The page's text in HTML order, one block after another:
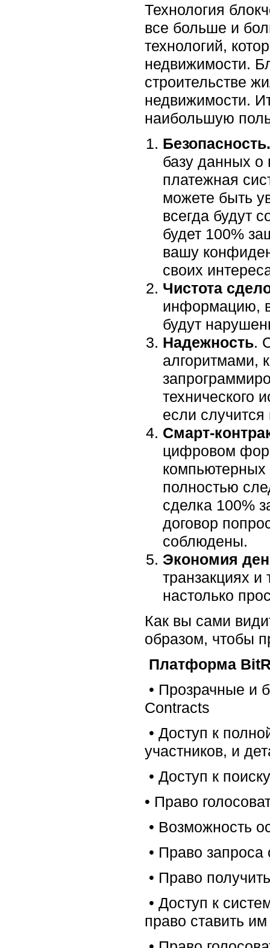
Технология
все больше и
технологий,
недвижимости.
строительстве
недвижимости.
наибольшую
Безопасность.
базу данных о
платежная
можете быть
всегда будут
будет 100%
вашу
своих
Чистота
информацию,
будут
Надежность.
алгоритмами,
технического
если
Смарт-
цифровом
компьютерных
полностью
сделка 100%
договор
соблюдены.
Экономия
транзакциях
настолько
Как вы сами
образом, чтобы
Платформа
• Прозрачные и
Contracts
• Доступ к
участников, и
• Доступ к
• Право
• Возможность
• Право запроса
• Право
• Доступ к
право ставить